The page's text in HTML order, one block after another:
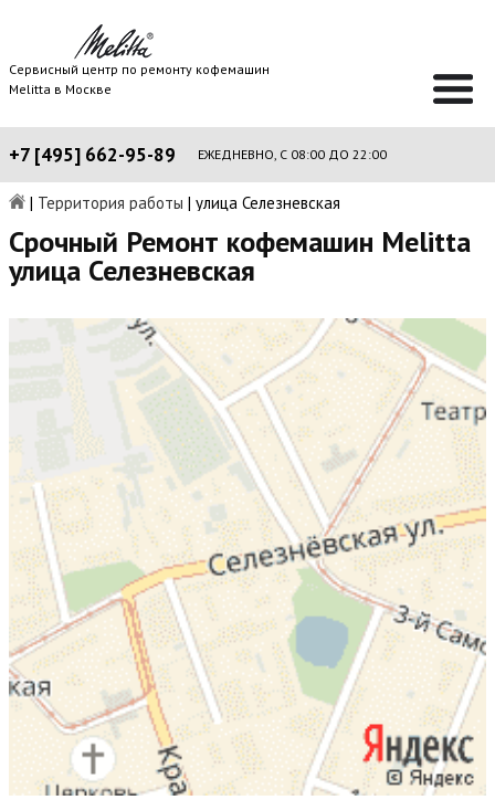
Сервисный центр по ремонту кофемашин
Melitta в Москве
+7 [495] 662-95-89 ЕЖЕДНЕВНО, С 08:00 ДО 22:00
| Территория работы | улица Селезневская
Срочный Ремонт кофемашин Melitta
улица Селезневская